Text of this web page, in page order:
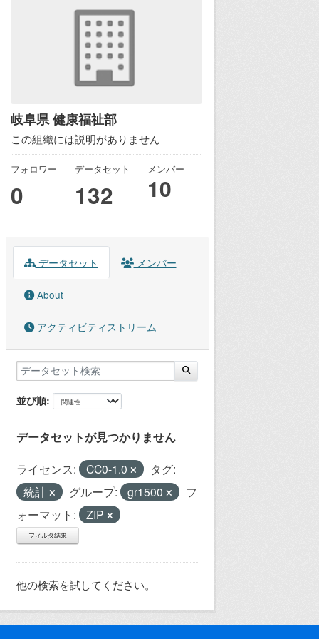
岐阜県 健康福祉部
この組織には説明がありません
フォロワー
0
データセット
132
メンバー
10
データセット メンバー
About
アクティビティストリーム
並び順
データセットが見つかりません
ライセンス: CC0-1.0
タグ:
統計
グループ: gr1500
フ
ォーマット:
ZIP
フィルタ結果
他の検索を試してください。